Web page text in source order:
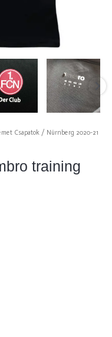
Csapatok / Nürnberg 2020-21
training